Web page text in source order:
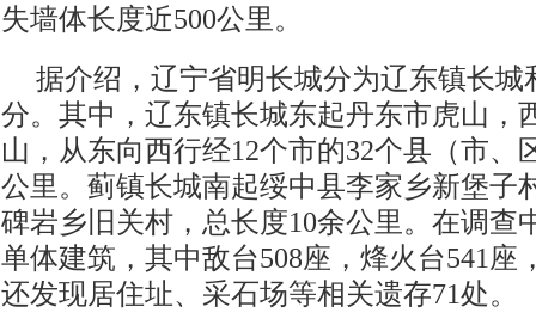
失墙体长度近500公里。
据介绍，辽宁省明长城分为辽东镇长城
分。其中，辽东镇长城东起丹东市虎山，
山，从东向西行经12个市的32个县（市、
公里。蓟镇长城南起绥中县李家乡新堡子
碑岩乡旧关村，总长度10余公里。在调查
单体建筑，其中敌台508座，烽火台541座
还发现居住址、采石场等相关遗存71处。